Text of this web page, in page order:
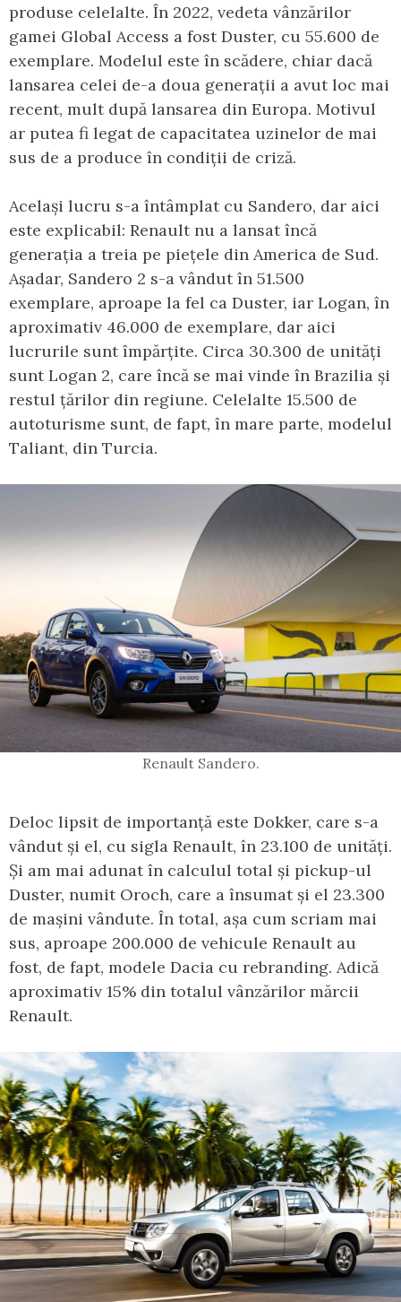
produse celelalte. În 2022, vedeta vânzărilor
gamei Global Access a fost Duster, cu 55.600 de
exemplare. Modelul este în scădere, chiar dacă
lansarea celei de-a doua generații a avut loc mai
recent, mult după lansarea din Europa. Motivul
ar putea fi legat de capacitatea uzinelor de mai
sus de a produce în condiții de criză.
Același lucru s-a întâmplat cu Sandero, dar aici
este explicabil: Renault nu a lansat încă
generația a treia pe piețele din America de Sud.
Așadar, Sandero 2 s-a vândut în 51.500
exemplare, aproape la fel ca Duster, iar Logan, în
aproximativ 46.000 de exemplare, dar aici
lucrurile sunt împărțite. Circa 30.300 de unități
sunt Logan 2, care încă se mai vinde în Brazilia și
restul țărilor din regiune. Celelalte 15.500 de
autoturisme sunt, de fapt, în mare parte, modelul
Taliant, din Turcia.
Renault Sandero.
Deloc lipsit de importanță este Dokker, care s-a
vândut și el, cu sigla Renault, în 23.100 de unități.
Și am mai adunat în calculul total și pickup-ul
Duster, numit Oroch, care a însumat și el 23.300
de mașini vândute. În total, așa cum scriam mai
sus, aproape 200.000 de vehicule Renault au
fost, de fapt, modele Dacia cu rebranding. Adică
aproximativ 15% din totalul vânzărilor mărcii
Renault.